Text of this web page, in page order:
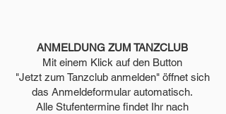
ANMELDUNG ZUM TANZCLUB
Mit einem Klick auf den Button
"Jetzt zum Tanzclub anmelden" öffnet sich
das Anmeldeformular automatisch.
Alle Stufentermine findet Ihr nach